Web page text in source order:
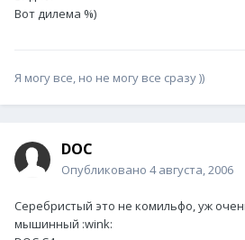
Вот дилема %)
Я могу все, но не могу все сразу ))
DOC
Опубликовано 4 августа, 2006
Серебристый это не комильфо, уж
мышинный :wink: